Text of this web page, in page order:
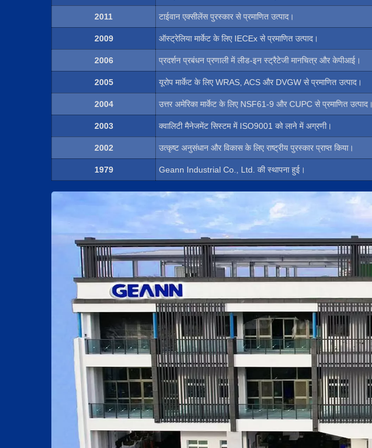
2011 टाईवान एक्सीलेंस पुरस्कार से प्रमाणित उत्पाद।
2009 ऑस्ट्रेलिया मार्केट के लिए IECEx से प्रमाणित उत्पाद।
2006 प्रदर्शन प्रबंधन प्रणाली में लीड-इन स्ट्रैटेजी मानचित्र और केपीआई।
2005 यूरोप मार्केट के लिए WRAS, ACS और DVGW से प्रमाणित उत्पाद।
2004 उत्तर अमेरिका मार्केट के लिए NSF61-9 और CUPC से प्रमाणित उत्पाद।
2003 क्वालिटी मैनेजमेंट सिस्टम में ISO9001 को लाने में अग्रणी।
2002 उत्कृष्ट अनुसंधान और विकास के लिए राष्ट्रीय पुरस्कार प्राप्त किया।
1979 Geann Industrial Co., Ltd. की स्थापना हुई।